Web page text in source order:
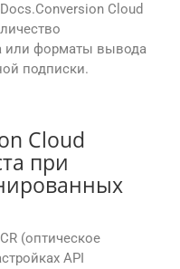
Cloud
или форматы вывода
подписки.
Cloud
при
(оптическое
API